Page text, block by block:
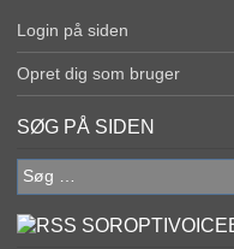
Login på siden
Opret dig som bruger
SØG PÅ SIDEN
Søg
efter: